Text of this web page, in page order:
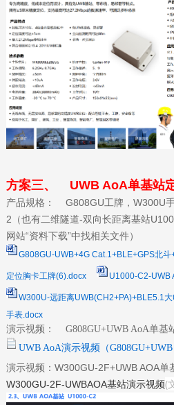
方案三、 UWB AoA单基站定
产品规格： G808GU工牌，W300U
2（也有二维隧道-双向长距离基站
网站“资料下载”中找相关文件）
G808GU-UWB+4G Cat.1+BLE+GPS北
定位胸卡工牌(6).docx U1000-C2-UWB
W300U-远距离UWB(CH2+PA)+BLE5.1
手表.docx
演示视频： G808GU+UWB AoA
UWB AoA演示视频（
演示视频：W300GU-2F+UWB AOA单
W300GU-2F-UWBAOA基站演示视频(